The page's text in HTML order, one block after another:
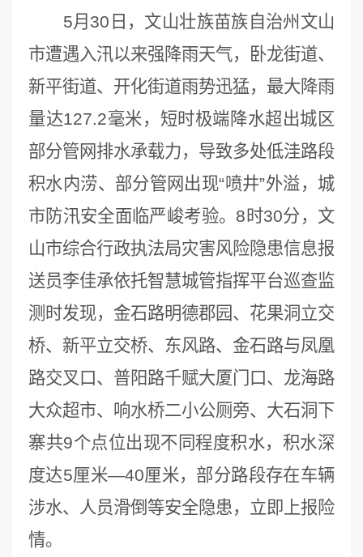
5月30日，文山壮族苗族自治州文山
市遭遇入汛以来强降雨天气，卧龙街道、
新平街道、开化街道雨势迅猛，最大降雨
量达127.2毫米，短时极端降水超出城区
部分管网排水承载力，导致多处低洼路段
积水内涝、部分管网出现“喷井”外溢，城
市防汛安全面临严峻考验。8时30分，文
山市综合行政执法局灾害风险隐患信息报
送员李佳承依托智慧城管指挥平台巡查监
测时发现，金石路明德郡园、花果洞立交
桥、新平立交桥、东风路、金石路与凤凰
路交叉口、普阳路千赋大厦门口、龙海路
大众超市、响水桥二小公厕旁、大石洞下
寨共9个点位出现不同程度积水，积水深
度达5厘米—40厘米，部分路段存在车辆
涉水、人员滑倒等安全隐患，立即上报险
情。